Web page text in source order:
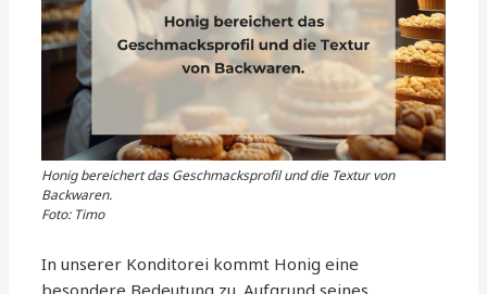
Honig bereichert das Geschmacksprofil und die Textur von
Backwaren.
Foto: Timo
In unserer Konditorei kommt Honig eine